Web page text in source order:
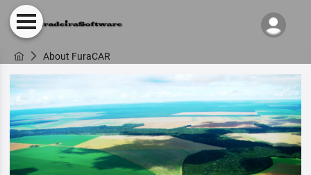
About FuraCAR